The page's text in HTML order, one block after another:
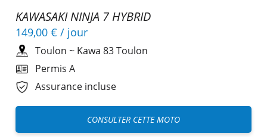
KAWASAKI NINJA 7 HYBRID
149,00 € / jour
Toulon ~ Kawa 83 Toulon
Permis A
Assurance incluse
CONSULTER CETTE MOTO